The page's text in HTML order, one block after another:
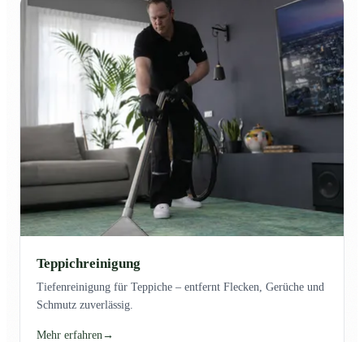
Teppichreinigung
Tiefenreinigung für Teppiche – entfernt Flecken, Gerüche und
Schmutz zuverlässig.
Mehr erfahren →